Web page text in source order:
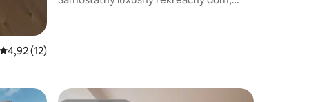
72
Priemerné ohodnotenie 4,92 z 5, počet hodnotení: 12
4,92 (12)